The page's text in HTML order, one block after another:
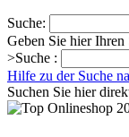
Suche:
Geben Sie hier
>Suche :
Hilfe zu der Suche
Suchen Sie hier